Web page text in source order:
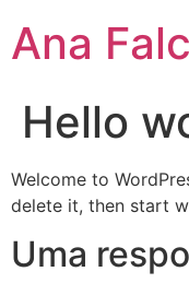
Ana
Hello
Welcome to
delete it, then start
Uma